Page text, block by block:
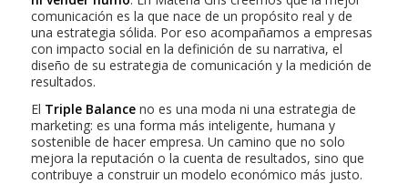
comunicación es la que nace de un propósito real y de
una estrategia sólida. Por eso acompañamos a empresas
con impacto social en la definición de su narrativa, el
diseño de su estrategia de comunicación y la medición de
resultados.
El Triple Balanceno es una moda ni una estrategia de
marketing: es una forma más inteligente, humana y
sostenible de hacer empresa. Un camino que no solo
mejora la reputación o la cuenta de resultados, sino que
contribuye a construir un modelo económico más justo.